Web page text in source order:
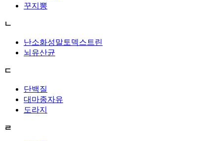
꾸지뽕
ㄴ
난소화성말토덱스트린
뇌유산균
ㄷ
단백질
대마종자유
도라지
ㄹ